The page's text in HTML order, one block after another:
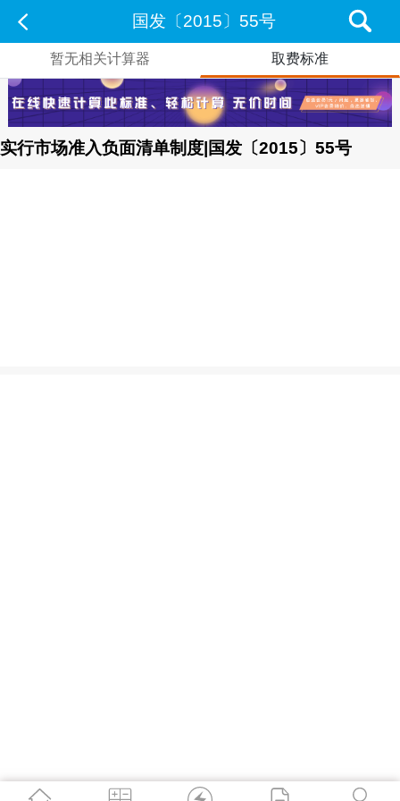
国发〔2015〕55号
暂无相关计算器 取费标准
实行市场准入负面清单制度|国发〔2015〕55号